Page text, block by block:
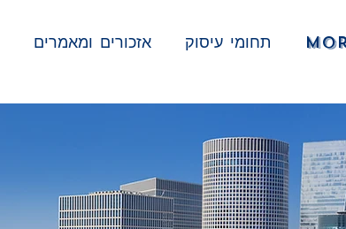
אזכורים ומאמרים תחומי עיסוק